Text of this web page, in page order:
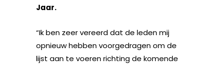
Jaar.
“Ik ben zeer vereerd dat de leden mij
opnieuw hebben voorgedragen om de
lijst aan te voeren richting de komende